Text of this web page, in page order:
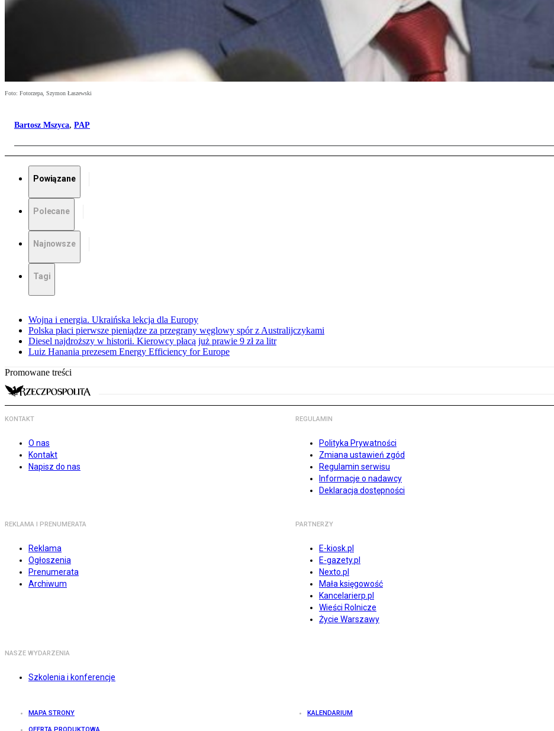
Foto: Fotorzepa, Szymon Łaszewski
Bartosz Mszyca, PAP
Powiązane
Polecane
Najnowsze
Tagi
Wojna i energia. Ukraińska lekcja dla Europy
Polska płaci pierwsze pieniądze za przegrany węglowy spór z Australijczykami
Diesel najdroższy w historii. Kierowcy płacą już prawie 9 zł za litr
Luiz Hanania prezesem Energy Efficiency for Europe
Promowane treści
KONTAKT
O nas
Kontakt
Napisz do nas
REGULAMIN
Polityka Prywatności
Zmiana ustawień zgód
Regulamin serwisu
Informacje o nadawcy
Deklaracja dostępności
REKLAMA I PRENUMERATA
Reklama
Ogłoszenia
Prenumerata
Archiwum
PARTNERZY
E-kiosk.pl
E-gazety.pl
Nexto.pl
Mała księgowość
Kancelarierp.pl
Wieści Rolnicze
Życie Warszawy
NASZE WYDARZENIA
Szkolenia i konferencje
MAPA STRONY KALENDARIUM